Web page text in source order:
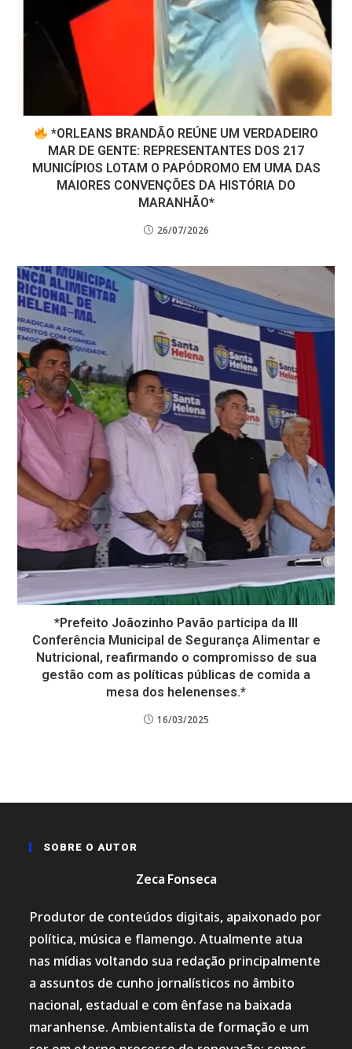
*ORLEANS BRANDÃO REÚNE UM VERDADEIRO
MAR DE GENTE: REPRESENTANTES DOS 217
MUNICÍPIOS LOTAM O PAPÓDROMO EM UMA DAS
MAIORES CONVENÇÕES DA HISTÓRIA DO
MARANHÃO*
26/07/2026
*Prefeito Joãozinho Pavão participa da lll
Conferência Municipal de Segurança Alimentar e
Nutricional, reafirmando o compromisso de sua
gestão com as políticas públicas de comida a
mesa dos helenenses.*
16/03/2025
SOBRE O AUTOR
Zeca Fonseca
Produtor de conteúdos digitais, apaixonado por
política, música e flamengo. Atualmente atua
nas mídias voltando sua redação principalmente
a assuntos de cunho jornalísticos no âmbito
nacional, estadual e com ênfase na baixada
maranhense. Ambientalista de formação e um